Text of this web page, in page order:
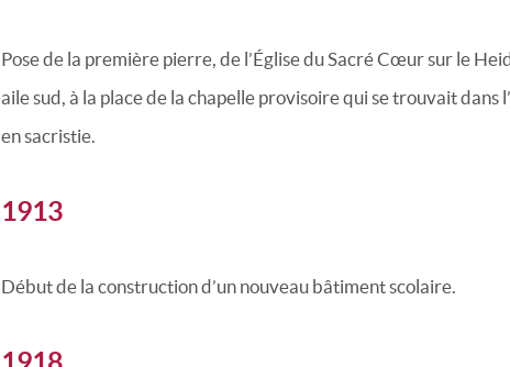
Pose de la première pierre, de l’Église du Sacré Cœur sur le
aile sud, à la place de la chapelle provisoire qui se trouvait
en sacristie.
1913
Début de la construction d’un nouveau bâtiment scolaire.